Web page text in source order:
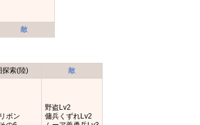
敵
探索(陸) 敵
ボン
野盗Lv2
傭兵くずれLv2